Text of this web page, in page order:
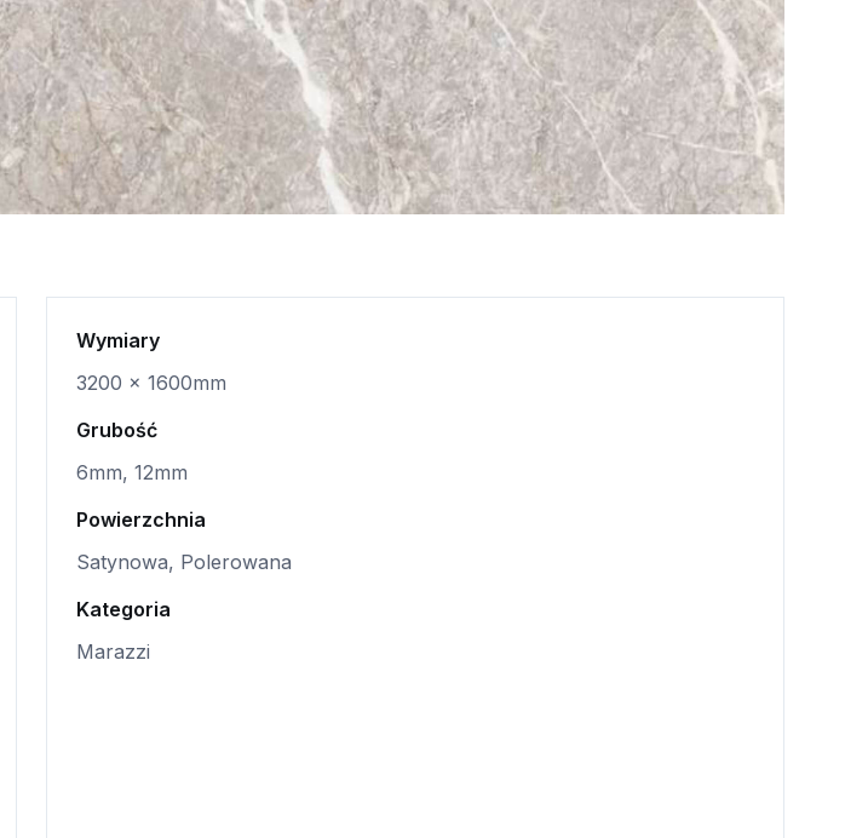
Wymiary
3200 x 1600mm
Grubość
6mm, 12mm
Powierzchnia
Satynowa, Polerowana
Kategoria
Marazzi